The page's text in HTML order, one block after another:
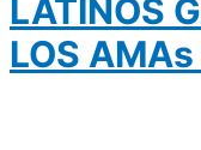
LATINOS
LOS